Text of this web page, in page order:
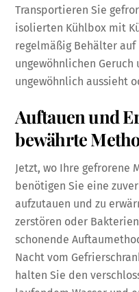
Transportieren Sie
isolierten Kühlbox mit
regelmäßig Behälter
ungewöhnlichen
ungewöhnlich aussieht
Auftauen und
bewährte
Jetzt, wo Ihre gefrorene
benötigen Sie eine
aufzutauen und zu
zerstören oder
schonende
Nacht vom
halten Sie den